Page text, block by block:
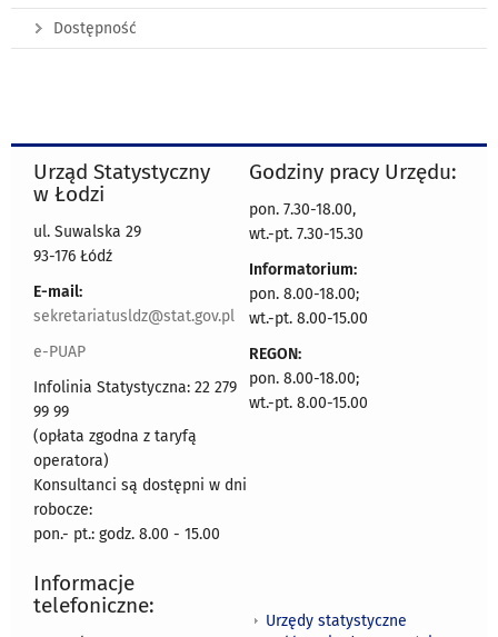
Dostępność
Urząd Statystyczny
w Łodzi
ul. Suwalska 29
93-176 Łódź
E-mail:
sekretariatusldz@stat.gov.pl
e-PUAP
Infolinia Statystyczna: 22 279
99 99
(opłata zgodna z taryfą
operatora)
Konsultanci są dostępni w dni
robocze:
pon.- pt.: godz. 8.00 - 15.00
Godziny pracy Urzędu:
pon. 7.30-18.00,
wt.-pt. 7.30-15.30
Informatorium:
pon. 8.00-18.00;
wt.-pt. 8.00-15.00
REGON:
pon. 8.00-18.00;
wt.-pt. 8.00-15.00
Informacje
telefoniczne:
Urzędy statystyczne